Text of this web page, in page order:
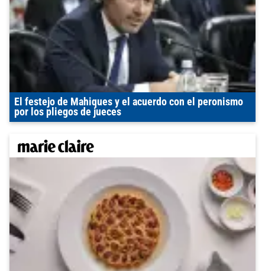
El festejo de Mahiques y el acuerdo con el peronismo
por los pliegos de jueces